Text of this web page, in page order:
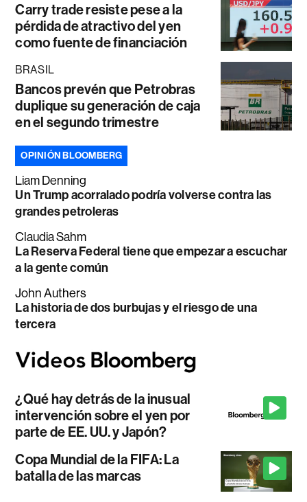
Carry trade resiste pese a la
pérdida de atractivo del yen
como fuente de financiación
BRASIL
Bancos prevén que Petrobras
duplique su generación de caja
en el segundo trimestre
OPINIÓN BLOOMBERG
Liam Denning
Un Trump acorralado podría volverse contra las
grandes petroleras
Claudia Sahm
La Reserva Federal tiene que empezar a escuchar
a la gente común
John Authers
La historia de dos burbujas y el riesgo de una
tercera
¿Qué hay detrás de la inusual
intervención sobre el yen por
parte de EE. UU. y Japón?
Copa Mundial de la FIFA: La
batalla de las marcas